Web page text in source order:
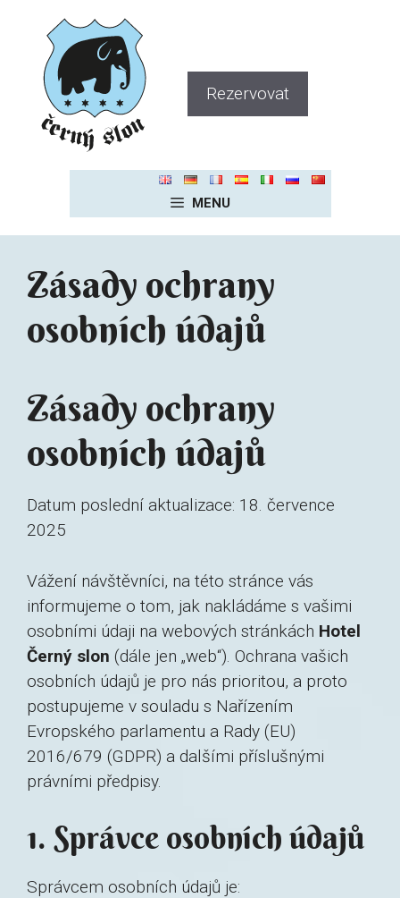
Rezervovat
MENU
Zásady ochrany
osobních údajů
Zásady ochrany
osobních údajů
Datum poslední aktualizace: 18. července
2025
Vážení návštěvníci, na této stránce vás
informujeme o tom, jak nakládáme s vašimi
osobními údaji na webových stránkách Hotel
Černý slon (dále jen „web“). Ochrana vašich
osobních údajů je pro nás prioritou, a proto
postupujeme v souladu s Nařízením
Evropského parlamentu a Rady (EU)
2016/679 (GDPR) a dalšími příslušnými
právními předpisy.
1. Správce osobních údajů
Správcem osobních údajů je: